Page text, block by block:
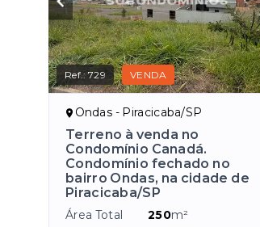
Ref.:729 VENDA
Ondas - Piracicaba/SP
Terreno à venda no
Condomínio Canadá.
Condomínio fechado no
bairro Ondas, na cidade de
Piracicaba/SP
Área Total 250m²